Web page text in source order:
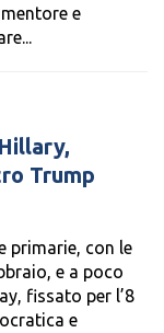
e
Trump
primarie, con le
e a poco
fissato per l’8
e